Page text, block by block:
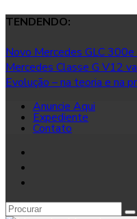
TENDENDO:
Novo Mercedes GLC
Mercedes Classe G V12
Evolução – na teoria e na
Anuncie Aqui
Expediente
Contato